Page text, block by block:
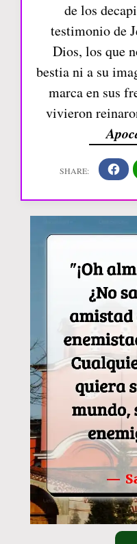
de los
testimonio de
Dios, los que
bestia ni a su
marca en sus
vivieron